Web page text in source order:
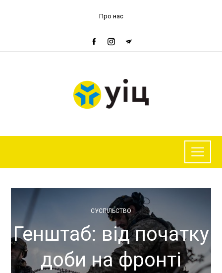
Про нас
СУСПІЛЬСТВО
Генштаб: від початку
доби на фронті